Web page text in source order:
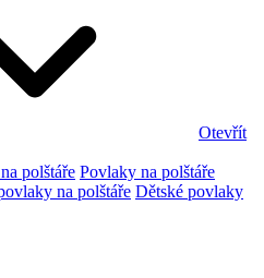
Otevřít
polštáře Povlaky na polštáře
na polštáře Dětské povlaky